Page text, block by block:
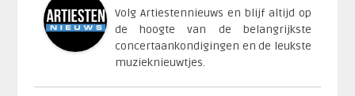
Volg Artiestennieuws en blijf altijd op
de hoogte van de belangrijkste
concertaankondigingen en de leukste
muzieknieuwtjes.